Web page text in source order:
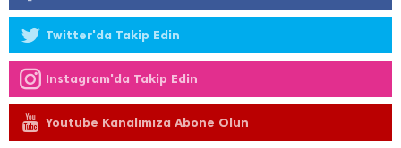
Twitter'da Takip Edin
Instagram'da Takip Edin
Youtube Kanalımıza Abone Olun